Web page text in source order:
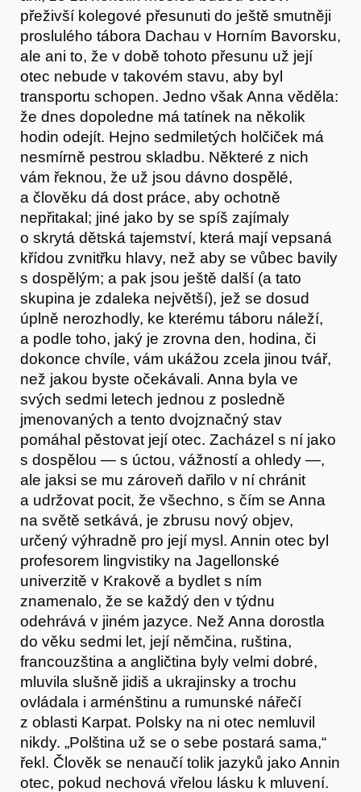
Články
přeživší kolegové přesunuti do ještě smutněji
proslulého tábora Dachau v Horním Bavorsku,
ale ani to, že v době tohoto přesunu už její
otec nebude v takovém stavu, aby byl
transportu schopen. Jedno však Anna věděla:
že dnes dopoledne má tatínek na několik
hodin odejít. Hejno sedmiletých holčiček má
nesmírně pestrou skladbu. Některé z nich
vám řeknou, že už jsou dávno dospělé,
a člověku dá dost práce, aby ochotně
nepřitakal; jiné jako by se spíš zajímaly
o skrytá dětská tajemství, která mají vepsaná
křídou zvnitřku hlavy, než aby se vůbec bavily
s dospělým; a pak jsou ještě další (a tato
skupina je zdaleka největší), jež se dosud
úplně nerozhodly, ke kterému táboru náleží,
a podle toho, jaký je zrovna den, hodina, či
dokonce chvíle, vám ukážou zcela jinou tvář,
než jakou byste očekávali. Anna byla ve
svých sedmi letech jednou z posledně
jmenovaných a tento dvojznačný stav
pomáhal pěstovat její otec. Zacházel s ní jako
s dospělou — s úctou, vážností a ohledy —,
ale jaksi se mu zároveň dařilo v ní chránit
a udržovat pocit, že všechno, s čím se Anna
na světě setkává, je zbrusu nový objev,
určený výhradně pro její mysl. Annin otec byl
profesorem lingvistiky na Jagellonské
univerzitě v Krakově a bydlet s ním
znamenalo, že se každý den v týdnu
odehrává v jiném jazyce. Než Anna dorostla
do věku sedmi let, její němčina, ruština,
francouzština a angličtina byly velmi dobré,
mluvila slušně jidiš a ukrajinsky a trochu
ovládala i arménštinu a rumunské nářečí
z oblasti Karpat. Polsky na ni otec nemluvil
nikdy. „Polština už se o sebe postará sama,“
řekl. Člověk se nenaučí tolik jazyků jako Annin
otec, pokud nechová vřelou lásku k mluvení.